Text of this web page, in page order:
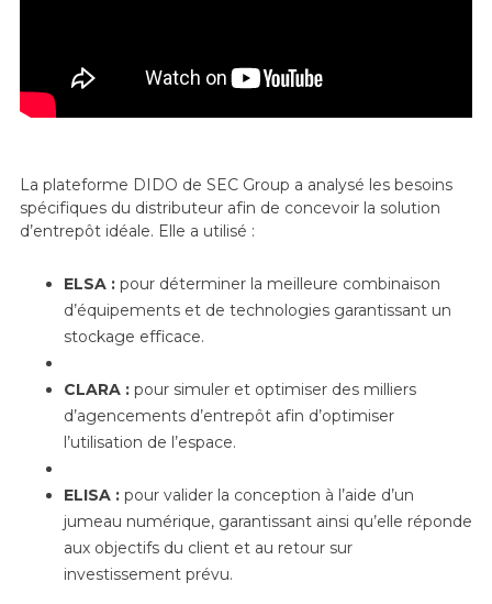
La plateforme DIDO de SEC Group a analysé les besoins
spécifiques du distributeur afin de concevoir la solution
d’entrepôt idéale. Elle a utilisé :
ELSA : pour déterminer la meilleure combinaison
d’équipements et de technologies garantissant un
stockage efficace.
CLARA : pour simuler et optimiser des milliers
d’agencements d’entrepôt afin d’optimiser
l’utilisation de l’espace.
ELISA : pour valider la conception à l’aide d’un
jumeau numérique, garantissant ainsi qu’elle réponde
aux objectifs du client et au retour sur
investissement prévu.